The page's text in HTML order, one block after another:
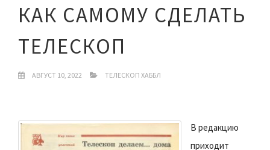
КАК САМОМУ СДЕЛАТЬ
ТЕЛЕСКОП
АВГУСТ 10, 2022 ТЕЛЕСКОП ХАББЛ
В редакцию
приходит